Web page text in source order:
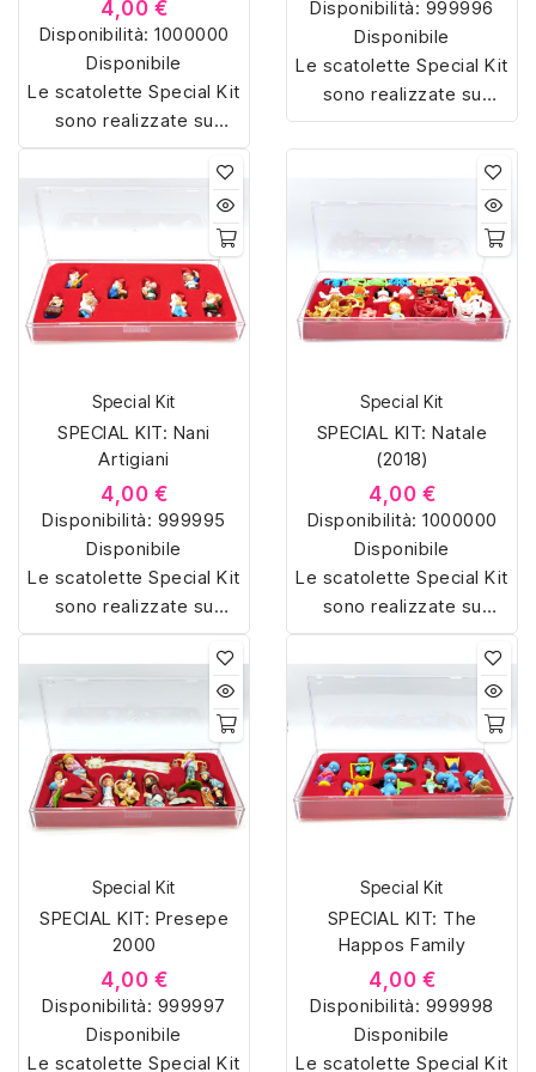
4,00 €
Disponibilità: 1000000
Disponibile
Le scatolette Special Kit
sono realizzate su
misura con materiali di
alta qualità, hanno un
interno sagomato in
vellutino rosso e offrono
soluzioni eleganti e
pratiche per organizzare
e mostrare la tua
collezione di sorpresine.
Disponibilità: 999996
Disponibile
Le scatolette Special Kit
sono realizzate su
misura con materiali di
alta qualità, hanno un
interno sagomato in
vellutino rosso e offrono
soluzioni eleganti e
pratiche per organizzare
e mostrare la tua
collezione di sorpresine.
Special Kit
SPECIAL KIT: Nani
Artigiani
4,00 €
Disponibilità: 999995
Disponibile
Le scatolette Special Kit
sono realizzate su
misura con materiali di
alta qualità, hanno un
interno sagomato in
vellutino rosso e offrono
soluzioni eleganti e
pratiche per organizzare
e mostrare la tua
collezione di sorpresine.
Special Kit
SPECIAL KIT: Natale
(2018)
4,00 €
Disponibilità: 1000000
Disponibile
Le scatolette Special Kit
sono realizzate su
misura con materiali di
alta qualità, hanno un
interno sagomato in
vellutino rosso e offrono
soluzioni eleganti e
pratiche per organizzare
e mostrare la tua
Special Kit
SPECIAL KIT: Presepe
2000
4,00 €
Disponibilità: 999997
Disponibile
Le scatolette Special Kit
Special Kit
SPECIAL KIT: The
Happos Family
4,00 €
Disponibilità: 999998
Disponibile
Le scatolette Special Kit